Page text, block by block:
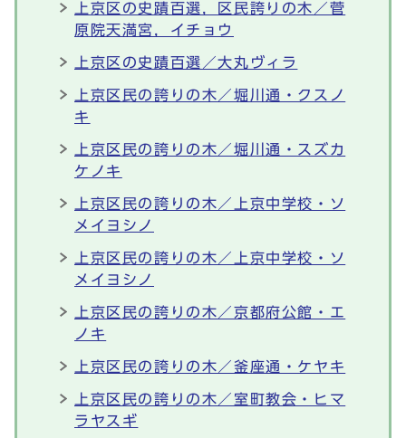
上京区の史蹟百選，区民誇りの木／菅
原院天満宮，イチョウ
上京区の史蹟百選／大丸ヴィラ
上京区民の誇りの木／堀川通・クスノ
キ
上京区民の誇りの木／堀川通・スズカ
ケノキ
上京区民の誇りの木／上京中学校・ソ
メイヨシノ
上京区民の誇りの木／上京中学校・ソ
メイヨシノ
上京区民の誇りの木／京都府公館・エ
ノキ
上京区民の誇りの木／釜座通・ケヤキ
上京区民の誇りの木／室町教会・ヒマ
ラヤスギ